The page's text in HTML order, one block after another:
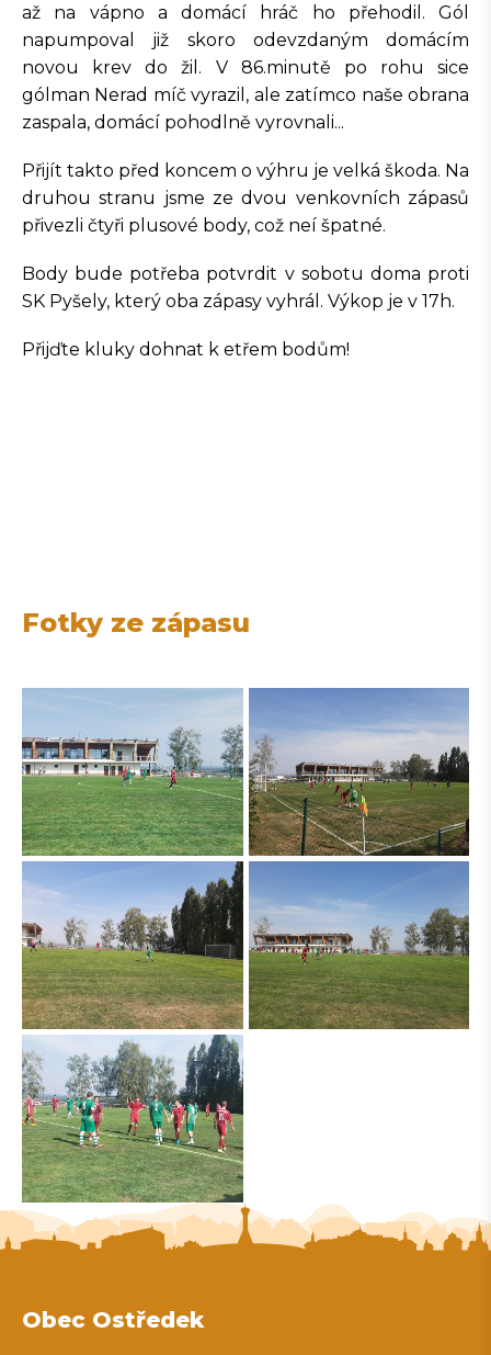
až na vápno a domácí hráč ho přehodil. Gól
napumpoval již skoro odevzdaným domácím
novou krev do žil. V 86.minutě po rohu sice
gólman Nerad míč vyrazil, ale zatímco naše obrana
zaspala, domácí pohodlně vyrovnali...
Přijít takto před koncem o výhru je velká škoda. Na
druhou stranu jsme ze dvou venkovních zápasů
přivezli čtyři plusové body, což neí špatné.
Body bude potřeba potvrdit v sobotu doma proti
SK Pyšely, který oba zápasy vyhrál. Výkop je v 17h.
Přijďte kluky dohnat k etřem bodům!
Fotky ze zápasu
Obec Ostředek